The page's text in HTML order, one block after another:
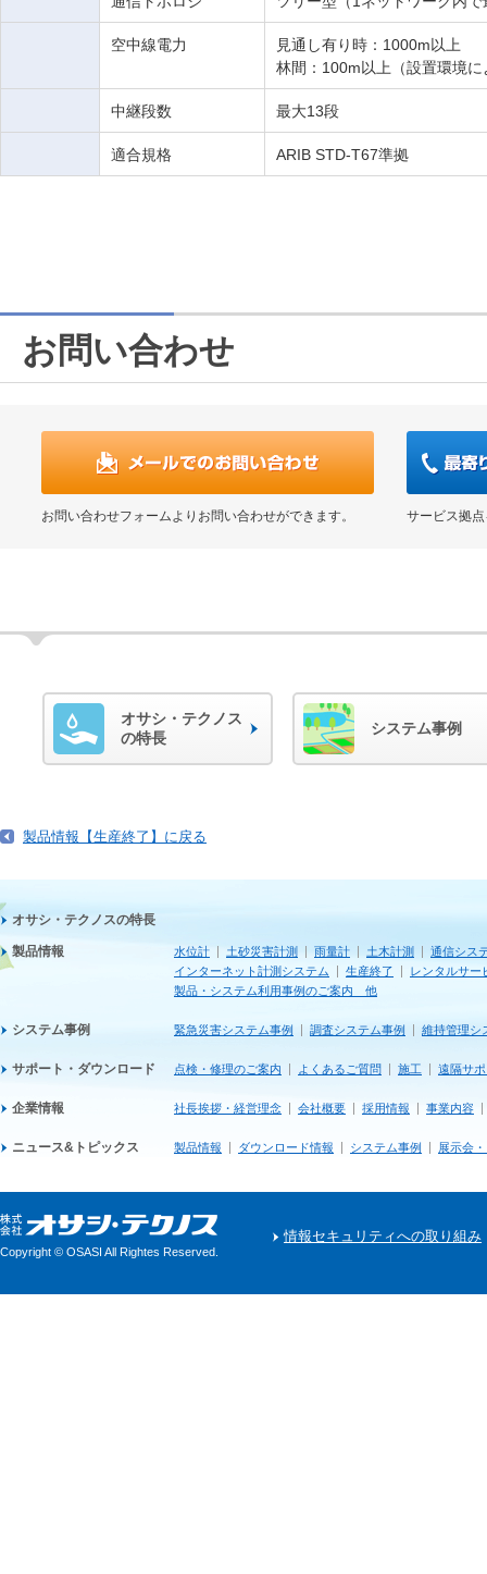
空中線電力
見通し有り時：1000m以上
林間：100m以上（設置環境
中継段数 最大13段
適合規格 ARIB STD-T67準拠
お問い合わせ
お問い合わせフォームよりお問い合わせができます。 サービス拠
オサシ・テクノス
の特長
システム事例
製品情報【生産終了】に戻る
オサシ・テクノスの特長
製品情報 水位計 土砂災害計測 雨量計 土木計測
通信シス
インターネット計測システム
生産終了
レンタルサー
製品・システム利用事例のご案内 他
システム事例 緊急災害システム事例 調査システム事例 維持管理シ
サポート・ダウンロード 点検・修理のご案内 よくあるご質問 施工 遠隔サ
企業情報 社長挨拶・経営理念 会社概要 採用情報 事業内容
ニュース&トピックス 製品情報 ダウンロード情報 システム事例 展示会
Copyright © OSASI All Rightes Reserved.
情報セキュリティへの取り組み